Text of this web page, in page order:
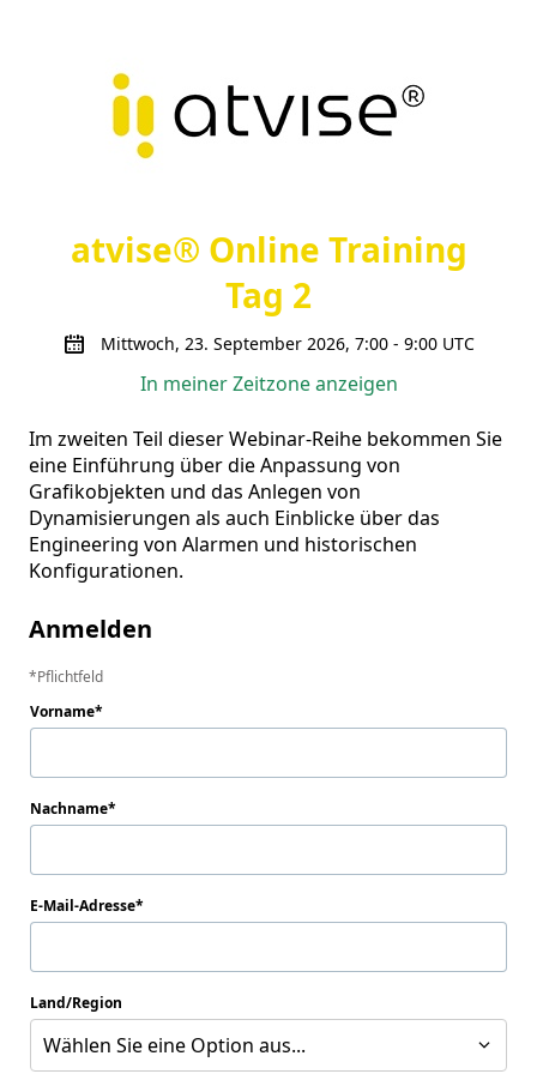
atvise® Online Training
Tag 2
Mittwoch, 23. September 2026, 7:00 - 9:00 UTC
In meiner Zeitzone anzeigen
Im zweiten Teil dieser Webinar-Reihe bekommen Sie
eine Einführung über die Anpassung von
Grafikobjekten und das Anlegen von
Dynamisierungen als auch Einblicke über das
Engineering von Alarmen und historischen
Konfigurationen.
Anmelden
Pflichtfeld
Vorname
Nachname
E-Mail-Adresse
Land/Region
Wählen Sie eine Option aus...